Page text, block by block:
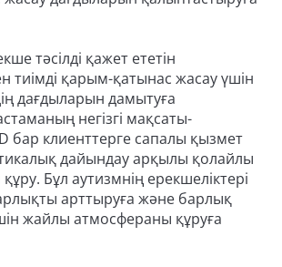
тәсілді қажет ететін
қарым-қатынас жасау үшін
дағдыларын дамытуға
негізгі мақсаты-
бар клиенттерге сапалы қызмет
дайындау арқылы қолайлы
Бұл аутизмнің ерекшеліктері
арттыруға және барлық
жайлы атмосфераны құруға